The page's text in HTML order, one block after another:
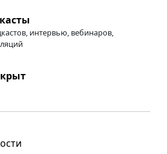
интервью, вебинаров,